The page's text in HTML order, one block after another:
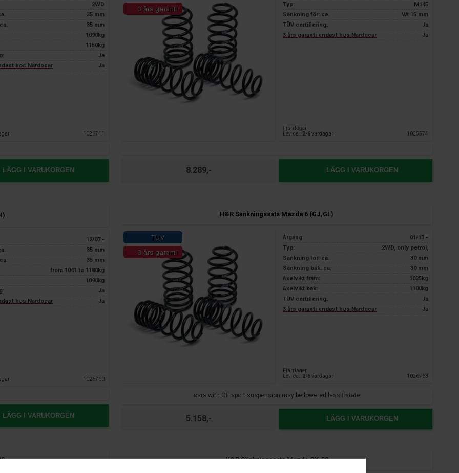
2WD
35 mm
35 mm
1090kg
1150kg
Ja
hos Nardocar
Ja
1026741
LÄGG I VARUKORGEN
3 års garanti
Typ:
M145
Sänkning för: ca.
VA 15 mm
TÜV certifiering:
Ja
3 års garanti endast hos Nardocar
Ja
Fjärrlager
Lev. ca.: 2-6vardagar 1025574
8.289,- LÄGG I VARUKORGEN
12/07 -
35 mm
35 mm
from 1041 to 1180kg
1090kg
Ja
hos Nardocar
Ja
1026760
LÄGG I VARUKORGEN
H&R Sänkningssats Mazda 6 (GJ,GL)
TÜV
3 års garanti
Årgang:
01/13 -
Typ:
2WD, only petrol,
Sänkning för: ca.
30 mm
Sänkning bak: ca.
30 mm
Axelvikt fram:
1025kg
Axelvikt bak:
1100kg
TÜV certifiering:
Ja
3 års garanti endast hos Nardocar
Ja
Fjärrlager
Lev. ca.: 2-6vardagar 1026763
cars with OE sport suspension may be lowered less Estate
5.158,- LÄGG I VARUKORGEN
H&R Sänkningssats Mazda CX-30